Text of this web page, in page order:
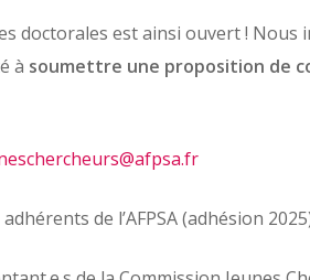
doctorales est ainsi ouvert !
à soumettre une proposition de
de l’AFPSA (adhésion